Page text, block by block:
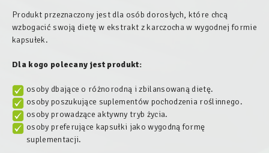
Produkt przeznaczony jest dla osób dorosłych, które chcą
wzbogacić swoją dietę w ekstrakt z karczocha w wygodnej formie
kapsułek.
Dla kogo polecany jest produkt:
osoby dbające o różnorodną i zbilansowaną dietę.
osoby poszukujące suplementów pochodzenia roślinnego.
osoby prowadzące aktywny tryb życia.
osoby preferujące kapsułki jako wygodną formę
suplementacji.